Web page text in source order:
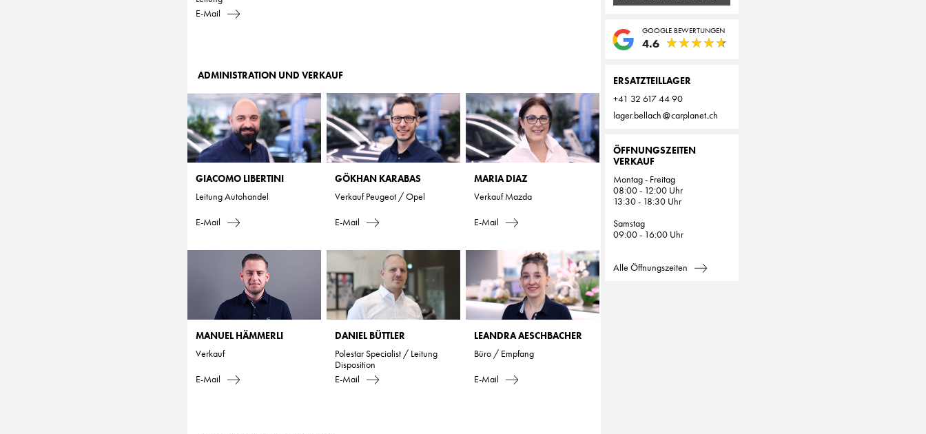
E-Mail
ADMINISTRATION UND VERKAUF
GIACOMO LIBERTINI
Leitung Autohandel
E-Mail
GÖKHAN KARABAS
Verkauf Peugeot / Opel
E-Mail
MARIA DIAZ
Verkauf Mazda
E-Mail
MANUEL HÄMMERLI
Verkauf
E-Mail
DANIEL BÜTTLER
Polestar Specialist / Leitung
Disposition
E-Mail
LEANDRA AESCHBACHER
Büro / Empfang
E-Mail
GOOGLE BEWERTUNGEN
4.6 ★★★★★
★★★★★
ERSATZTEILLAGER
+41 32 617 44 90
lager.bellach
carplanet ch
ÖFFNUNGSZEITEN
VERKAUF
Montag - Freitag
08:00 - 12:00 Uhr
13:30 - 18:30 Uhr
Samstag
09:00 - 16:00 Uhr
Alle Öffnungszeiten